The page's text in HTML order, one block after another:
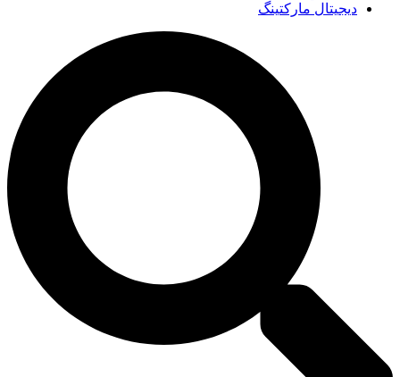
دیجیتال مارکتینگ